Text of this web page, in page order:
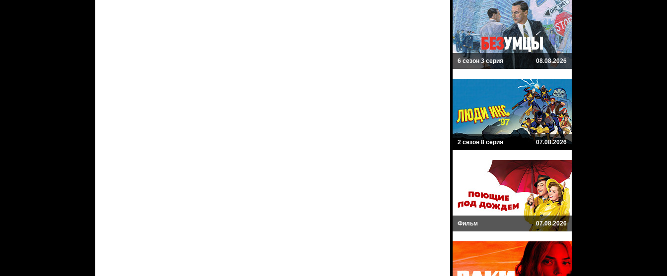
6 сезон 3 серия 08.08.2026
2 сезон 8 серия 07.08.2026
Фильм 07.08.2026